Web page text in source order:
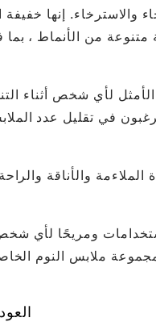
والاسترخاء. إنها
متنوعة من الأنماط ،
لأي شخص أثناء
يرغبون في تقليل عدد
الملاءمة والأناقة
ومريحًا
لمجموعة ملابس النوم